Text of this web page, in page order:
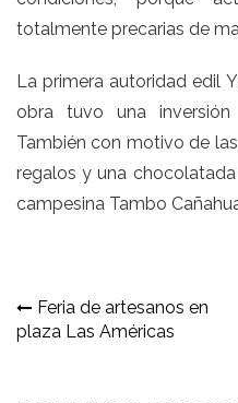
totalmente precarias de
La primera autoridad edil
obra tuvo una
También con motivo de
regalos y una
campesina Tambo
Navegación
de
Feria de artesanos en
plaza Las Américas